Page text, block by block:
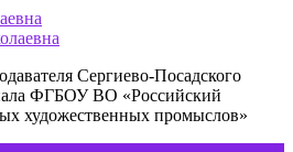
Сергиево-Посадского
ФГБОУ ВО «Российский
художественных промыслов»